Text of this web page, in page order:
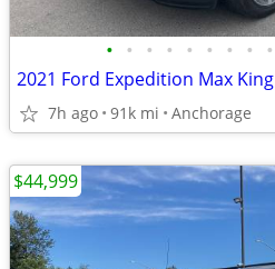
• • • • • • • • •
2021 Ford Expedition Max King
7h ago 91k mi Anchorage
$44,999